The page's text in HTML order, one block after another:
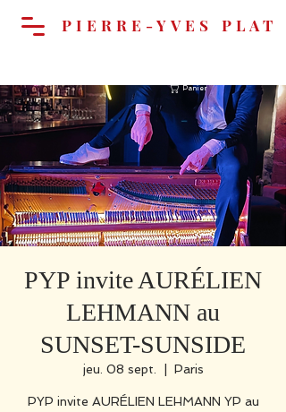
Panier
PIERRE-YVES PLAT
PYP invite AURÉLIEN
LEHMANN au
SUNSET-SUNSIDE
jeu. 08 sept. Paris
PYP invite AURÉLIEN LEHMANN YP au